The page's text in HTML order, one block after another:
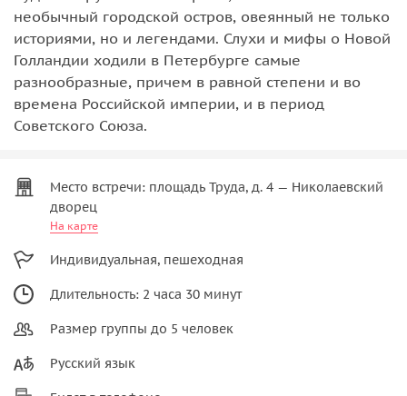
необычный городской остров, овеянный не только
историями, но и легендами. Слухи и мифы о Новой
Голландии ходили в Петербурге самые
разнообразные, причем в равной степени и во
времена Российской империи, и в период
Советского Союза.
Место встречи: площадь Труда, д. 4 — Николаевский
дворец
На карте
Индивидуальная, пешеходная
Длительность: 2 часа 30 минут
Размер группы до 5 человек
Русский язык